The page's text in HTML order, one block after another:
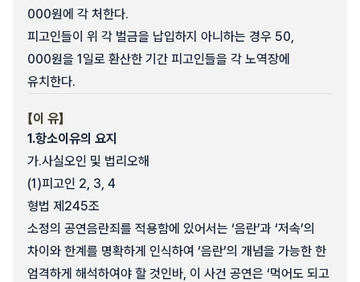
000원에 각 처한다.
피고인들이 위 각 벌금을 납입하지 아니하는 경우 50,
000원을 1일로 환산한 기간 피고인들을 각 노역장에
유치한다.
【이 유】
1.항소이유의 요지
가.사실오인 및 법리오해
(1)피고인 2, 3, 4
형법 제245조
소정의 공연음란죄를 적용함에 있어서는 ‘음란’과 ‘저속’의
차이와 한계를 명확하게 인식하여 ‘음란’의 개념을 가능한 한
엄격하게 해석하여야 할 것인바, 이 사건 공연은 ‘먹어도 되고